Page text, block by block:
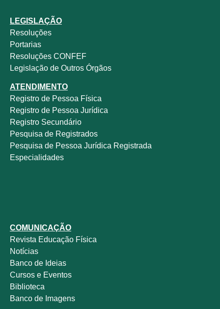
LEGISLAÇÃO
Resoluções
Portarias
Resoluções CONFEF
Legislação de Outros Órgãos
ATENDIMENTO
Registro de Pessoa Física
Registro de Pessoa Jurídica
Registro Secundário
Pesquisa de Registrados
Pesquisa de Pessoa Jurídica Registrada
Especialidades
COMUNICAÇÃO
Revista Educação Física
Notícias
Banco de Ideias
Cursos e Eventos
Biblioteca
Banco de Imagens